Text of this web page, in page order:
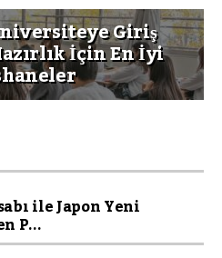
Giriş
İçin En İyi
ile Japon Yeni
P...